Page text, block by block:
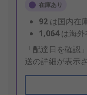
在庫あり
92 は国内在
1,064は海外
「配達日を確認
送の詳細が表示